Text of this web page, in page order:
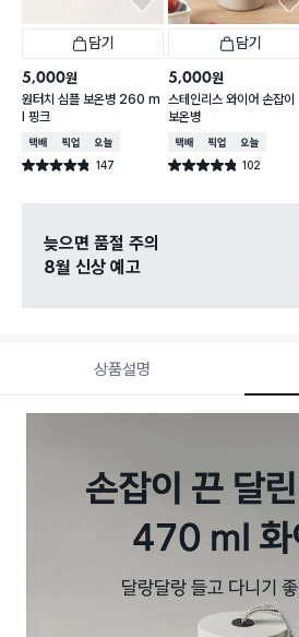
담기
5,000원
원터치 심플 보온병 260 m
l 핑크
택배배송매장픽업오늘배송
별점 4.8점 147
건 작성
담기
5,000원
스테인리스 와이어 손잡이
보온병
택배배송매장픽업오늘배송
별점 4.8점 102
건 작성
늦으면 품절 주의
8월 신상 예고
상품설명